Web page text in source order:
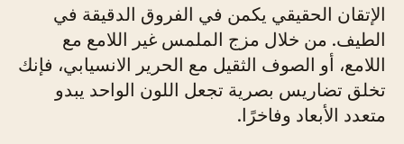
الإتقان الحقيقي يكمن في الفروق الدقيقة في
الطيف. من خلال مزج الملمس غير اللامع مع
اللامع، أو الصوف الثقيل مع الحرير الانسيابي، فإنك
تخلق تضاريس بصرية تجعل اللون الواحد يبدو
متعدد الأبعاد وفاخرًا.